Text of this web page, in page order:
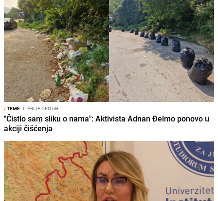
/TEME I PRIJE OKO 6H
"Čistio sam sliku o nama": Aktivista Adnan Đelmo ponovo u
akciji čišćenja